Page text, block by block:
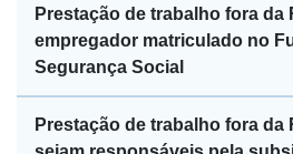
Prestação de trabalho fora da
empregador matriculado no
Segurança Social
Prestação de trabalho fora da